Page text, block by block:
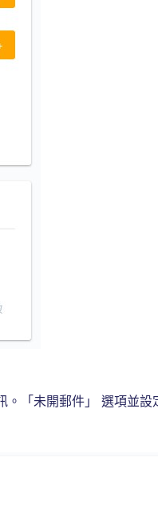
「未開郵件」 選項並設